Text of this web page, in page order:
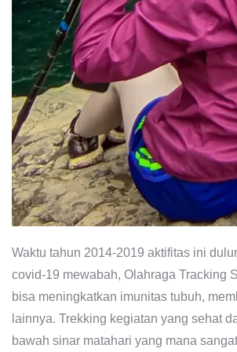
Waktu tahun 2014-2019 aktifitas ini
covid-19 mewabah, Olahraga Tracking
bisa meningkatkan imunitas tubuh,
lainnya. Trekking kegiatan yang sehat
bawah sinar matahari yang mana